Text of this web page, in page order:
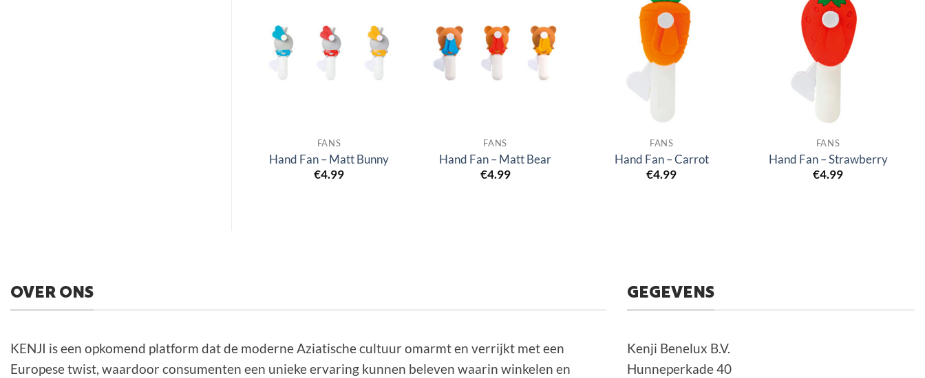
FANS
Hand Fan – Matt Bunny
€4.99
FANS
Hand Fan – Matt Bear
€4.99
FANS
Hand Fan – Carrot
€4.99
FANS
Hand Fan – Strawberry
€4.99
OVER ONS
KENJI is een opkomend platform dat de moderne Aziatische cultuur omarmt en verrijkt met een
Europese twist, waardoor consumenten een unieke ervaring kunnen beleven waarin winkelen en
GEGEVENS
Kenji Benelux B.V.
Hunneperkade 40